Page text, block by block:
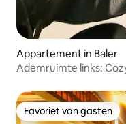
Appartement in Baler
Ademruimte links:
Favoriet van gasten
Favoriet van gasten